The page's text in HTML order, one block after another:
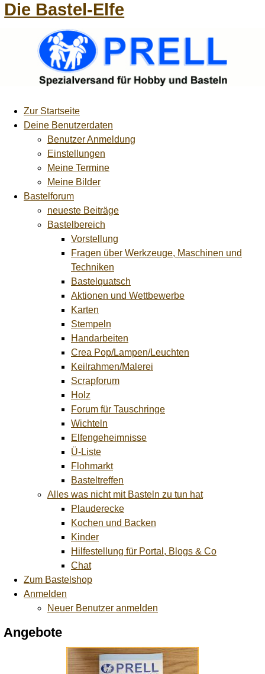
Die Bastel-Elfe
Zur Startseite
Deine Benutzerdaten
Benutzer Anmeldung
Einstellungen
Meine Termine
Meine Bilder
Bastelforum
neueste Beiträge
Bastelbereich
Vorstellung
Fragen über Werkzeuge, Maschinen und
Techniken
Bastelquatsch
Aktionen und Wettbewerbe
Karten
Stempeln
Handarbeiten
Crea Pop/Lampen/Leuchten
Keilrahmen/Malerei
Scrapforum
Holz
Forum für Tauschringe
Wichteln
Elfengeheimnisse
Ü-Liste
Flohmarkt
Basteltreffen
Alles was nicht mit Basteln zu tun hat
Plauderecke
Kochen und Backen
Kinder
Hilfestellung für Portal, Blogs & Co
Chat
Zum Bastelshop
Anmelden
Neuer Benutzer anmelden
Angebote